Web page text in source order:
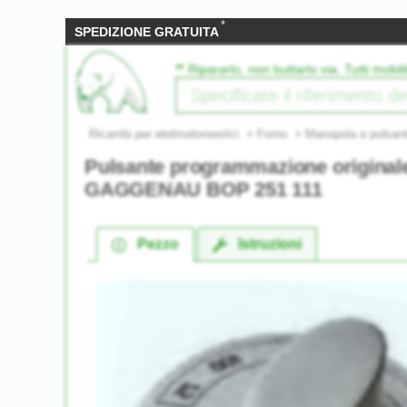
SPEDIZIONE GRATUITA*
‟ Ripararlo, non buttarlo via. Tutti
Ricambi per elettrodomestici > Forno > Manopola e
Pulsante programmazione
GAGGENAU BOP 251 111
Pezzo Istruzioni